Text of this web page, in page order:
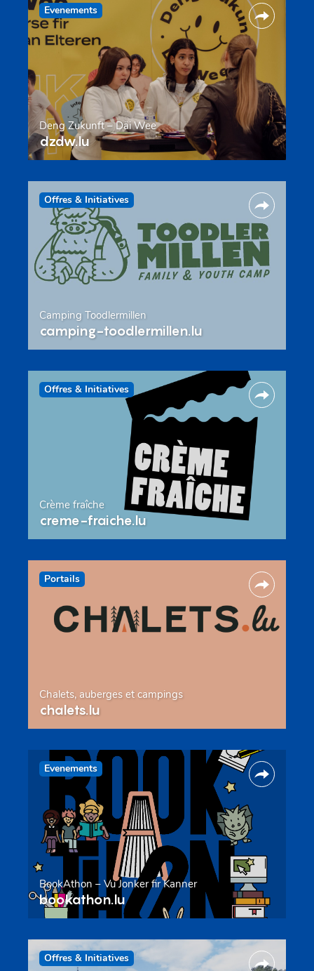
Evenements
Deng Zukunft – Däi Wee
dzdw.lu
Offres & Initiatives
Camping Toodlermillen
camping-toodlermillen.lu
Offres & Initiatives
Crème fraîche
creme-fraiche.lu
Portails
Chalets, auberges et campings
chalets.lu
Evenements
BookAthon – Vu Jonker fir Kanner
bookathon.lu
Offres & Initiatives